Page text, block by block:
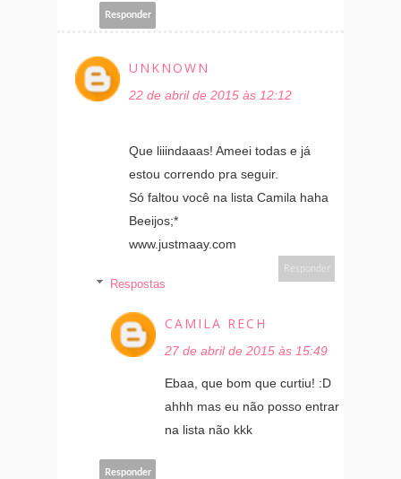
Responder
UNKNOWN
22 de abril de 2015 às 12:12
Que liiindaaas! Ameei todas e já
estou correndo pra seguir.
Só faltou você na lista Camila haha
Beeijos;*
www.justmaay.com
Responder
Respostas
CAMILA RECH
27 de abril de 2015 às 15:49
Ebaa, que bom que curtiu! :D
ahhh mas eu não posso entrar
na lista não kkk
Responder